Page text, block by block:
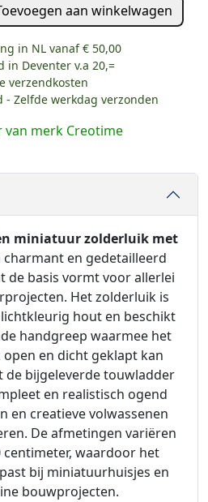
aan winkelwagen
in NL vanaf € 50,00
in Deventer v.a 20,=
verzendkosten
- Zelfde werkdag verzonden
van merk Creotime
miniatuur zolderluik met
charmant en gedetailleerd
de basis vormt voor allerlei
Het zolderluik is
hout en beschikt
handgreep waarmee het
en dicht geklapt kan
de bijgeleverde touwladder
en realistisch ogend
en creatieve volwassenen
De afmetingen variëren
centimeter, waardoor het
bij miniatuurhuisjes en
bouwprojecten.